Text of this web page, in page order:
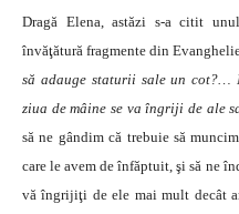
Dragă Elena, astăzi s-a citit
învăţătură fragmente din
să adauge staturii sale un
ziua de mâine se va îngriji de ale
să ne gândim că trebuie să
care le avem de înfăptuit, şi să ne
vă îngrijiţi de ele mai mult decât